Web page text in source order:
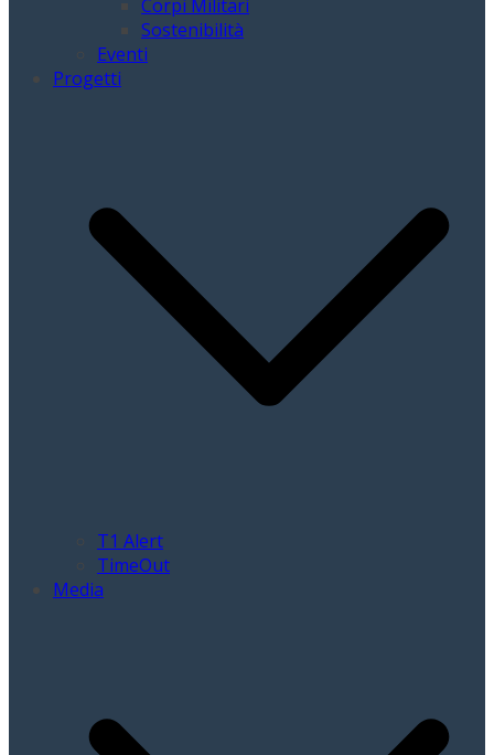
Corpi Militari
Sostenibilità
Eventi
Progetti
T1 Alert
TimeOut
Media